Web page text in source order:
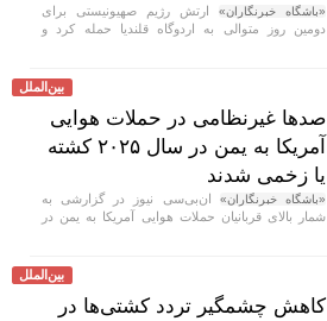
«باشگاه خبرنگاران» ارتش رژیم صهیونیستی برای
دومین روز متوالی به اردوگاه قلندیا حمله کرد و
بین‌الملل
صد‌ها غیرنظامی در حملات هوایی
آمریکا به یمن در سال ۲۰۲۵ کشته
یا زخمی شدند
«باشگاه خبرنگاران» ان‌بی‌سی نیوز در گزارشی به
شمار بالای قربانیان حملات هوایی آمریکا به یمن در
بین‌الملل
کاهش چشمگیر تردد کشتی‌ها در